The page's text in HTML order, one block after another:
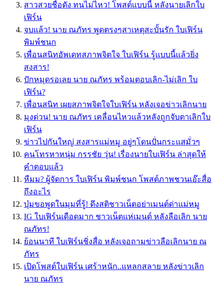
สาวสวยชื่อดัง ทนไม่ไหว! โพสต์แบบนี้ หลังนายเลิกใบ
เฟิร์น
จบแล้ว! นาย ณภัทร พูดตรงๆสาเหตุสะบั้นรัก ใบเฟิร์น
พิมพ์ชนก
เพื่อนสนิทอัพเดทสภาพจิตใจ ใบเฟิร์น รู้เเบบนี้เเล้วยิ่ง
สงสาร!
ปักหมุดรอเลย นาย ณภัทร พร้อมตอบเลิก-ไม่เลิก ใบ
เฟิร์น?
เพื่อนสนิท เผยสภาพจิตใจใบเฟิร์น หลังเจอข่าวเลิกนาย
มุงด่วน! นาย ณภัทร เคลื่อนไหวแล้วหลังถูกจับตาเลิกใบ
เฟิร์น
ข่าวไปกันใหญ่ สงสารแม่หมู อยู่ๆโดนปั่นกระแสมั่วๆ
คนโทรหาหนุ่ม กรรชัย วุ่น! เรื่องนายใบเฟิร์น ล่าสุดให้
คำตอบแล้ว
หืมม? ผู้จัดการ ใบเฟิร์น พิมพ์ชนก โพสต์ภาพชวนเอ๊ะสื่อ
ถึงอะไร
บุ๋มขอพูดในมุมที่รู้! ดึงสติชาวเน็ตอย่าเมนต์ด่าแม่หมู
IG ใบเฟิร์นเดือดมาก ชาวเน็ตแห่เมนต์ หลังลือเลิก นาย
ณภัทร!
ย้อนนาที ใบเฟิร์นชิ่งสื่อ หลังเจอถามข่าวลือเลิกนาย ณ
ภัทร
เปิดโพสต์ใบเฟิร์น เศร้าหนัก..แหลกสลาย หลังข่าวเลิก
นาย ณภัทร